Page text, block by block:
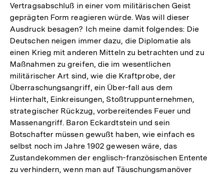
Vertragsabschluß in einer vom militärischen Geist
geprägten Form reagieren würde. Was will dieser
Ausdruck besagen? Ich meine damit folgendes: Die
Deutschen neigen immer dazu, die Diplomatie als
einen Krieg mit anderen Mitteln zu betrachten und zu
Maßnahmen zu greifen, die im wesentlichen
militärischer Art sind, wie die Kraftprobe, der
Überraschungsangriff, ein Über-fall aus dem
Hinterhalt, Einkreisungen, Stoßtruppunternehmen,
strategischer Rückzug, vorbereitendes Feuer und
Massenangriff. Baron Eckardtstein und sein
Botschafter müssen gewußt haben, wie einfach es
selbst noch im Jahre 1902 gewesen wäre, das
Zustandekommen der englisch-französischen Entente
zu verhindern, wenn man auf Täuschungsmanöver